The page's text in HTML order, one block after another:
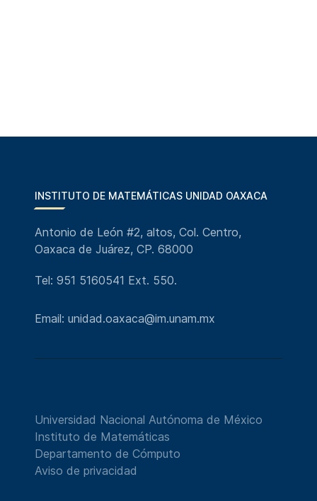
INSTITUTO DE MATEMÁTICAS UNIDAD OAXACA
Antonio de León #2, altos, Col. Centro,
Oaxaca de Juárez, CP. 68000
Tel: 951 5160541 Ext. 550.
Email: unidad.oaxaca@im.unam.mx
Universidad Nacional Autónoma de México
Instituto de Matemáticas
Departamento de Cómputo
Aviso de privacidad